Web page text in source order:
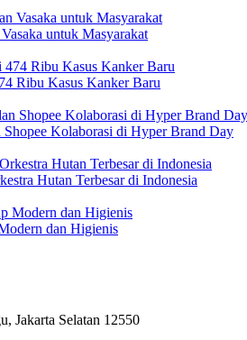
untuk Masyarakat
Ribu Kasus Kanker Baru
Kolaborasi di Hyper Brand Day
Hutan Terbesar di Indonesia
dan Higienis
Jakarta Selatan 12550